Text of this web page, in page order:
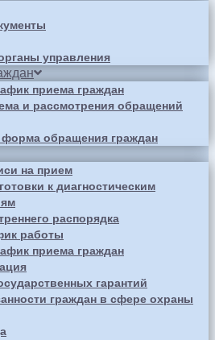
управления
приема граждан
и рассмотрения обращений
форма обращения граждан
на прием
к диагностическим
распорядка
работы
приема граждан
гарантий
граждан в сфере охраны